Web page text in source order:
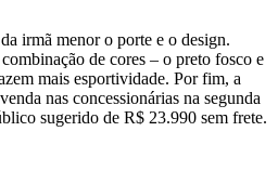
irmã menor o porte e o design.
de cores – o preto fosco e
mais esportividade. Por fim, a
nas concessionárias na segunda
sugerido de R$ 23.990 sem frete.